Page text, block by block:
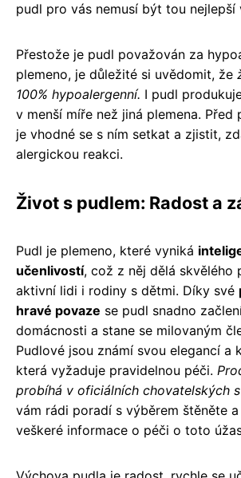
pudl pro vás nemusí být tou nejlepší
Přestože je pudl považován za
plemeno, je důležité si uvědomit, že
100% hypoalergenní. I pudl
v menší míře než jiná plemena. Před
je vhodné se s ním setkat a zjistit,
alergickou reakci.
Život s pudlem: Radost a
Pudl je plemeno, které vyniká
učenlivostí, což z něj dělá skvělého
aktivní lidi i rodiny s dětmi. Díky své
hravé povaze se pudl snadno
domácnosti a stane se milovaným
Pudlové jsou známí svou elegancí a
která vyžaduje pravidelnou péči.
probíhá v oficiálních chovatelských
vám rádi poradí s výběrem štěněte
veškeré informace o péči o toto